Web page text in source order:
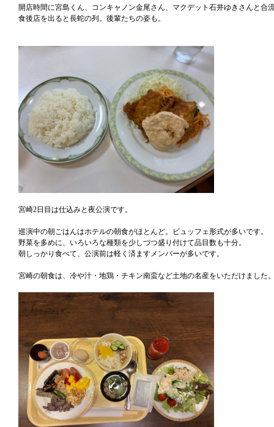
開店時間に宮島くん、コンキャノン金尾さん、マクデット石井ゆきさんと合
食後店を出ると長蛇の列。後輩たちの姿も。
宮崎2日目は仕込みと夜公演です。
巡演中の朝ごはんはホテルの朝食がほとんど。ビュッフェ形式が多いです。
野菜を多めに、いろいろな種類を少しづつ盛り付けて品目数も十分。
朝しっかり食べて、公演前は軽く済ますメンバーが多いです。
宮崎の朝食は、冷や汁・地鶏・チキン南蛮など土地の名産をいただけました。